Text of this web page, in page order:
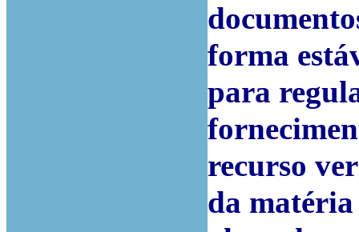
forma
para
recurso
da